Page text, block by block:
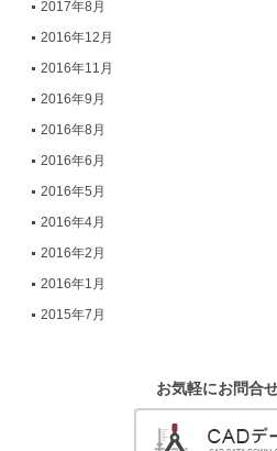
2017年8月
2016年12月
2016年11月
2016年9月
2016年8月
2016年6月
2016年5月
2016年4月
2016年2月
2016年1月
2015年7月
お気軽にお問合